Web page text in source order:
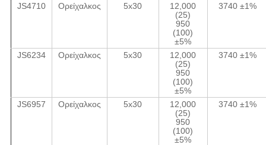
JS4710 Ορείχαλκος 5x30
12,000
(25)
950
(100)
±5%
3740 ±1%
JS6234 Ορείχαλκος 5x30
12,000
(25)
950
(100)
±5%
3740 ±1%
JS6957 Ορείχαλκος 5x30
12,000
(25)
950
(100)
±5%
3740 ±1%